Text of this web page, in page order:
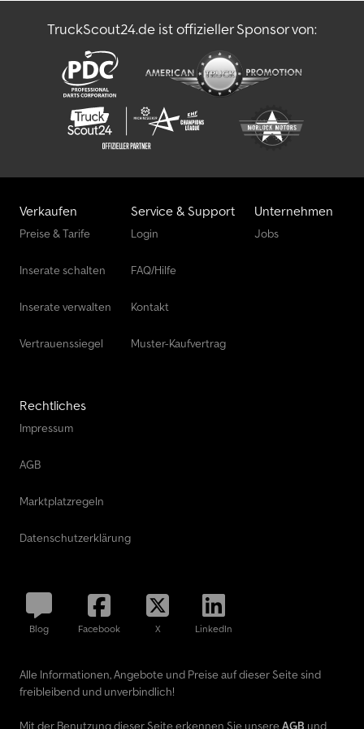
Ladekrane. Zusatzausrüstung und Kranzubehör: ? 5 x
Kranabstützplatten mit Halterungen, Anordnung gemäß
Fertigungszeichnung. ? AWC (automatische Seillängenkontrolle)
? Bedienungsanleitung, Wartungshandbuch und Kranprüfbuch.
Beleuchtung: ? 2 x LED AS integriert in der Stirnwand ? 2 x
Rundumleuchten auf dem FH-dach ? 2 x BLITZ-Leuchten in der
Motorhaube ? 2 x LED unter dem Aufbau am Heck jeweils Links
und Rechts, Anordnung nach Absprache. ? 4 x LED AS, jeweils 2x
Anfrage
TruckScout24.de ist offizieller Sponsor von:
Verkaufen
Preise & Tarife
Inserate schalten
Inserate verwalten
Vertrauenssiegel
Service & Support
Login
FAQ/Hilfe
Kontakt
Muster-Kaufvertrag
Unternehmen
Jobs
Rechtliches
Impressum
AGB
Marktplatzregeln
Datenschutzerklärung
Blog Facebook X LinkedIn
Alle Informationen, Angebote und Preise auf dieser Seite sind
freibleibend und unverbindlich!
Mit der Benutzung dieser Seite erkennen Sie unsere AGB und